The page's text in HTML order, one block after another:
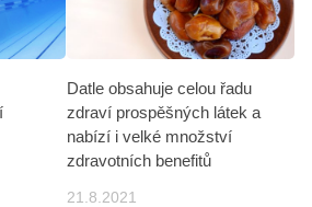
Datle obsahuje celou řadu
zdraví prospěšných látek a
nabízí i velké množství
zdravotních benefitů
21.8.2021